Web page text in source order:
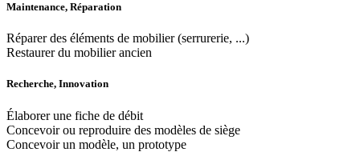
Maintenance, Réparation
Réparer des éléments de mobilier (serrurerie, ...)
Restaurer du mobilier ancien
Recherche, Innovation
Élaborer une fiche de débit
Concevoir ou reproduire des modèles de siège
Concevoir un modèle, un prototype